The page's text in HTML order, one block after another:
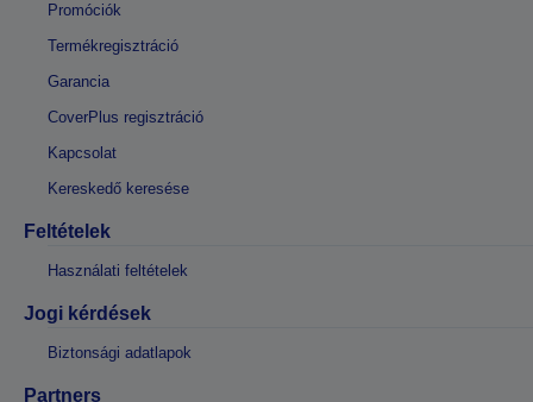
Promóciók
Termékregisztráció
Garancia
CoverPlus regisztráció
Kapcsolat
Kereskedő keresése
Feltételek
Használati feltételek
Jogi kérdések
Biztonsági adatlapok
Partners